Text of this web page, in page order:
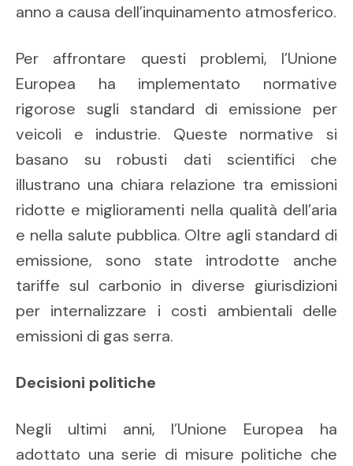
anno a causa dell’inquinamento atmosferico.
Per affrontare questi problemi, l’Unione
Europea ha implementato normative
rigorose sugli standard di emissione per
veicoli e industrie. Queste normative si
basano su robusti dati scientifici che
illustrano una chiara relazione tra emissioni
ridotte e miglioramenti nella qualità dell’aria
e nella salute pubblica. Oltre agli standard di
emissione, sono state introdotte anche
tariffe sul carbonio in diverse giurisdizioni
per internalizzare i costi ambientali delle
emissioni di gas serra.
Decisioni politiche
Negli ultimi anni, l’Unione Europea ha
adottato una serie di misure politiche che